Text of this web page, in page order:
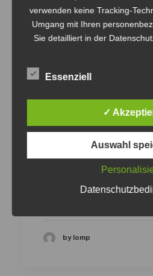
by lomp
verwenden keine Tracking-
Umgang mit Ihren
Sie detailliert in der
Essenziell
✓
Auswahl